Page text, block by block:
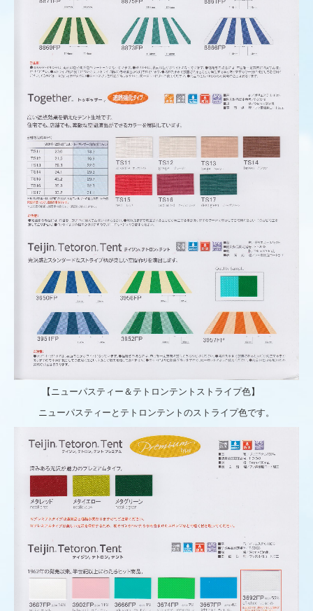
【ニューパスティー＆テトロンテントストライプ色】
ニューパスティーとテトロンテントのストライプ色です。